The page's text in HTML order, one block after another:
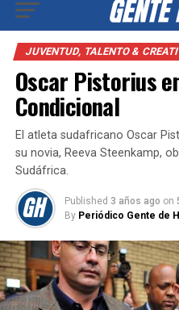
JUVENTUD, TALENTO &
Oscar Pistorius
Condicional
El atleta sudafricano Oscar
su novia, Reeva Steenkamp,
Sudáfrica.
Published 3 años ago on
By Periódico Gente de